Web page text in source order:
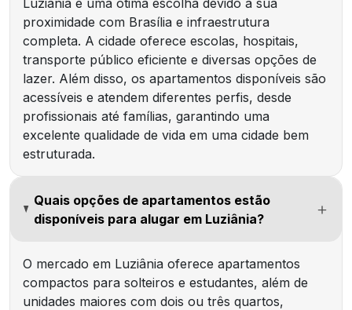
proximidade com Brasília e infraestrutura
completa. A cidade oferece escolas, hospitais,
transporte público eficiente e diversas opções de
lazer. Além disso, os apartamentos disponíveis são
acessíveis e atendem diferentes perfis, desde
profissionais até famílias, garantindo uma
excelente qualidade de vida em uma cidade bem
estruturada.
Quais opções de apartamentos estão
disponíveis para alugar em Luziânia?
O mercado em Luziânia oferece apartamentos
compactos para solteiros e estudantes, além de
unidades maiores com dois ou três quartos,